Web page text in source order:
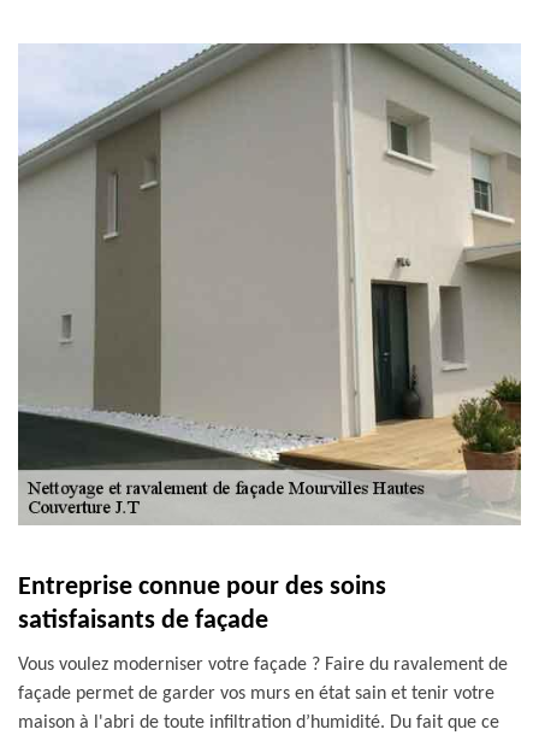
Entreprise connue pour des soins
satisfaisants de façade
Vous voulez moderniser votre façade ? Faire du ravalement de
façade permet de garder vos murs en état sain et tenir votre
maison à l'abri de toute infiltration d’humidité. Du fait que ce